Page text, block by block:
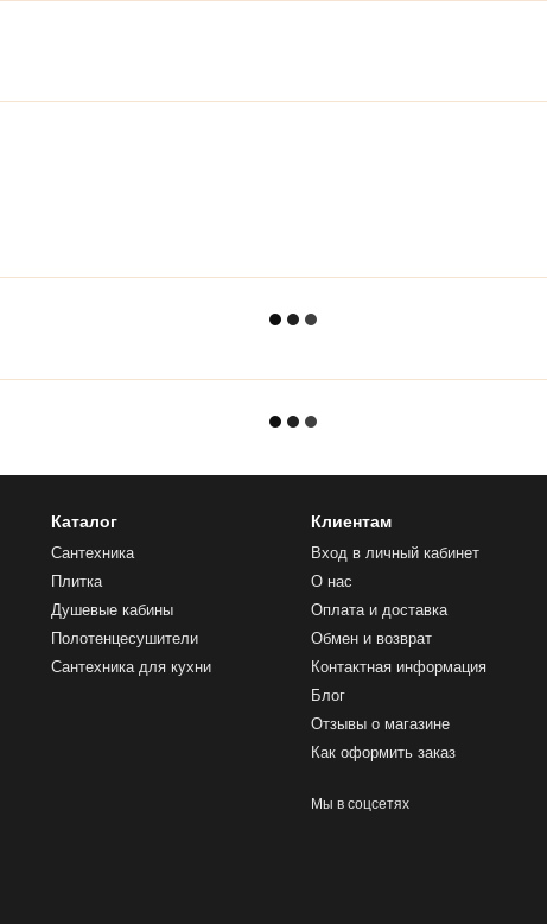
Каталог
Сантехника
Плитка
Душевые кабины
Полотенцесушители
Сантехника для кухни
Клиентам
Вход в личный кабинет
О нас
Оплата и доставка
Обмен и возврат
Контактная информация
Блог
Отзывы о магазине
Как оформить заказ
Мы в соцсетях